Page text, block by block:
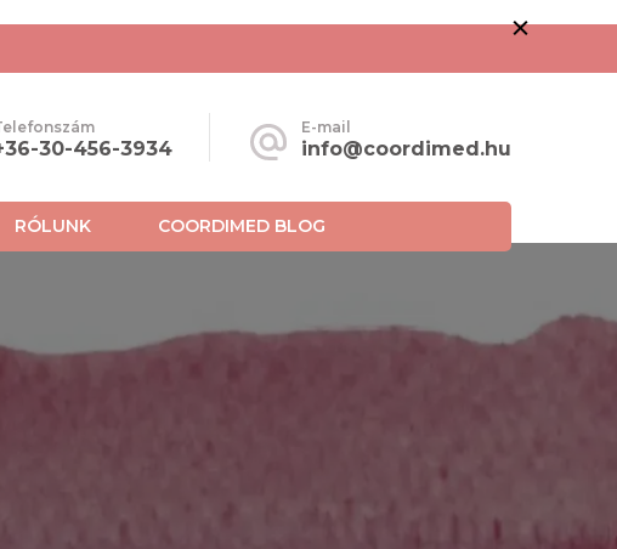
30-456-3934
E-mail
info@coordimed.hu
RÓLUNK COORDIMED BLOG